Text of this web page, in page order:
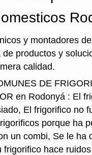
y montadores
de productos y
calidad.
DE
en Rodonyá : El
El frigorifico no
porque ha
un combi, Se le ha
frigorifico hace